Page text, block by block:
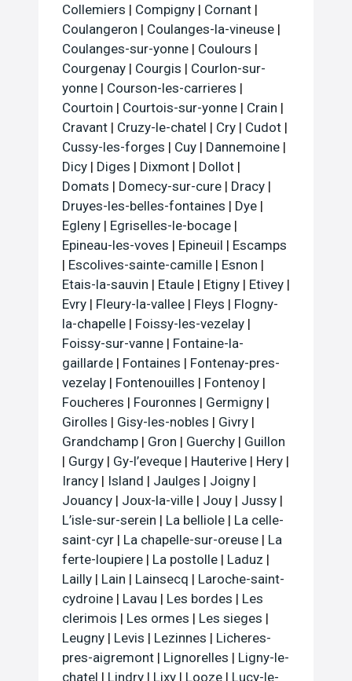
Collemiers | Compigny | Cornant |
Coulangeron | Coulanges-la-vineuse |
Coulanges-sur-yonne | Coulours |
Courgenay | Courgis | Courlon-sur-
yonne | Courson-les-carrieres |
Courtoin | Courtois-sur-yonne | Crain |
Cravant | Cruzy-le-chatel | Cry | Cudot |
Cussy-les-forges | Cuy | Dannemoine |
Dicy | Diges | Dixmont | Dollot |
Domats | Domecy-sur-cure | Dracy |
Druyes-les-belles-fontaines | Dye |
Egleny | Egriselles-le-bocage |
Epineau-les-voves | Epineuil | Escamps
| Escolives-sainte-camille | Esnon |
Etais-la-sauvin | Etaule | Etigny | Etivey |
Evry | Fleury-la-vallee | Fleys | Flogny-
la-chapelle | Foissy-les-vezelay |
Foissy-sur-vanne | Fontaine-la-
gaillarde | Fontaines | Fontenay-pres-
vezelay | Fontenouilles | Fontenoy |
Foucheres | Fouronnes | Germigny |
Girolles | Gisy-les-nobles | Givry |
Grandchamp | Gron | Guerchy | Guillon
| Gurgy | Gy-l’eveque | Hauterive | Hery |
Irancy | Island | Jaulges | Joigny |
Jouancy | Joux-la-ville | Jouy | Jussy |
L’isle-sur-serein | La belliole | La celle-
saint-cyr | La chapelle-sur-oreuse | La
ferte-loupiere | La postolle | Laduz |
Lailly | Lain | Lainsecq | Laroche-saint-
cydroine | Lavau | Les bordes | Les
clerimois | Les ormes | Les sieges |
Leugny | Levis | Lezinnes | Licheres-
pres-aigremont | Lignorelles | Ligny-le-
chatel | Lindry | Lixy | Looze | Lucy-le-